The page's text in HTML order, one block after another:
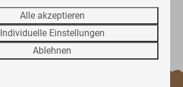
Mehr Ergebnisse (1)
Alle akzeptieren
Individuelle Einstellungen
Ablehnen